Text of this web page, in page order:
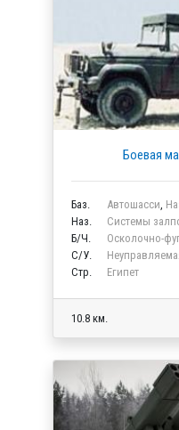
Боевая
Баз. Автошасси
Наз.
Системы
Б/Ч.
Осколочно-
C/У.
Стр.
Египет
10.8 км.